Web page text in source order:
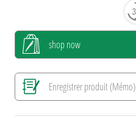
shop now
Enregistrer produit (Mémo)